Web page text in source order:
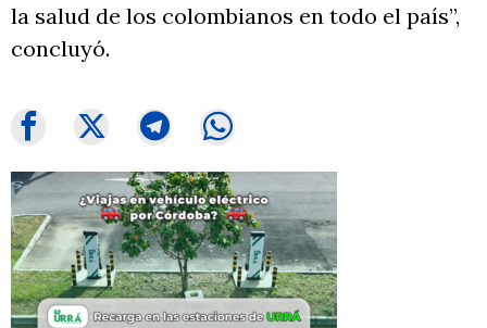
la salud de los colombianos en todo el país”,
concluyó.